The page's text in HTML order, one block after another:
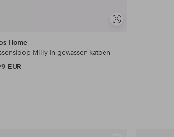
Soortgelijke
Home
Milly in gewassen katoen
EUR